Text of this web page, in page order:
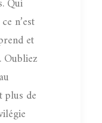
Qui
n’est
et
Oubliez
plus de